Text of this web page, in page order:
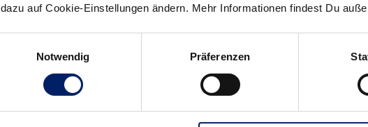
dazu auf Cookie-Einstellungen ändern. Mehr Informationen findest Du
Notwendig
Präferenzen
sichert
Bronzemedaille